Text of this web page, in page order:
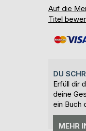
Auf die
Titel
DU
Erfüll dir
deine
ein Buch
MEHR